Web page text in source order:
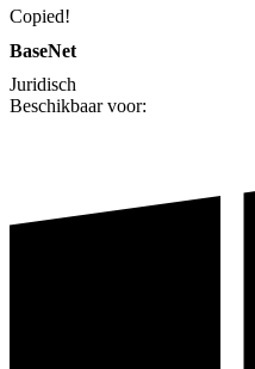
Copied!
BaseNet
Juridisch
Beschikbaar voor: